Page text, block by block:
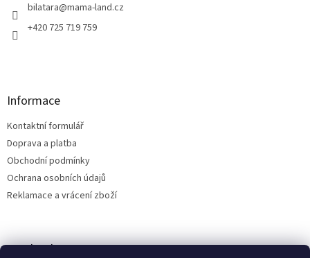
bilatara@mama-land.cz
+420 725 719 759
Informace
Kontaktní formulář
Doprava a platba
Obchodní podmínky
Ochrana osobních údajů
Reklamace a vrácení zboží
Facebook